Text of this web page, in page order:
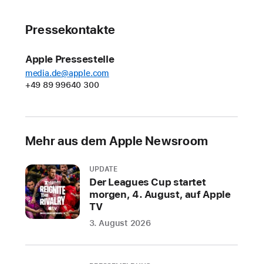
Pressekontakte
Apple Pressestelle
media.de@apple.com
+49 89 99640 300
Mehr aus dem Apple Newsroom
UPDATE
Der Leagues Cup startet
morgen, 4. August, auf Apple
TV
3. August 2026